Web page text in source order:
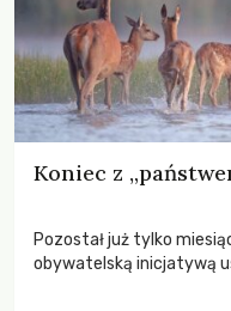
Koniec z
Pozostał już tylko
obywatelską inicjatywą